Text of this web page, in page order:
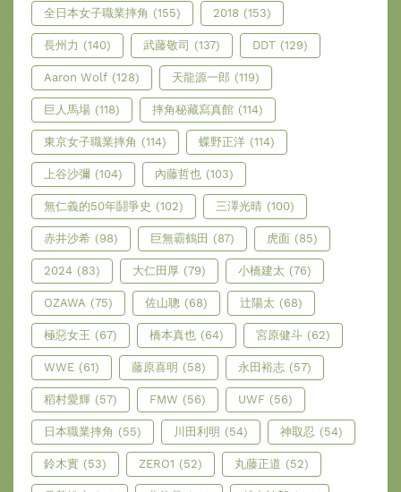
全日本女子職業摔角 (155) 2018 (153)
長州力 (140) 武藤敬司 (137) DDT (129)
Aaron Wolf (128) 天龍源一郎 (119)
巨人馬場 (118) 摔角秘藏寫真館 (114)
東京女子職業摔角 (114) 蝶野正洋 (114)
上谷沙彌 (104) 內藤哲也 (103)
無仁義的50年鬪爭史 (102) 三澤光晴 (100)
赤井沙希 (98) 巨無霸鶴田 (87) 虎面 (85)
2024 (83) 大仁田厚 (79) 小橋建太 (76)
OZAWA (75) 佐山聰 (68) 辻陽太 (68)
極惡女王 (67) 橋本真也 (64) 宮原健斗 (62)
WWE (61) 藤原喜明 (58) 永田裕志 (57)
稻村愛輝 (57) FMW (56) UWF (56)
日本職業摔角 (55) 川田利明 (54) 神取忍 (54)
鈴木實 (53) ZERO1 (52) 丸藤正道 (52)